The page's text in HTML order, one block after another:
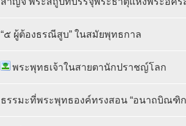
“๕ ผู้ต้องธรณีสูบ” ในสมัยพุทธกาล
พระพุทธเจ้าในสายตานักปราชญ์โลก
ธรรมะที่พระพุทธองค์ทรงสอน “อนาถบิณฑิก